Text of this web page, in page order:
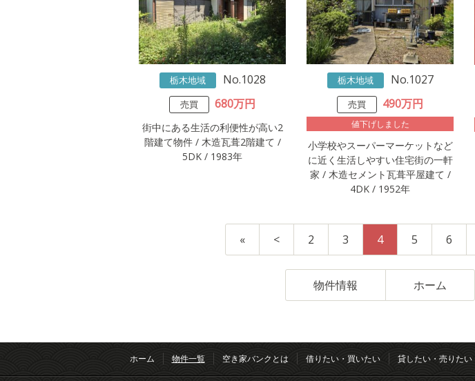
栃木地域 No.1028
売買 680万円
街中にある生活の利便性が高い2
階建て物件 / 木造瓦葺2階建て /
5DK / 1983年
栃木地域 No.1027
売買 490万円
値下げしました
小学校やスーパーマーケットなど
に近く生活しやすい住宅街の一軒
家 / 木造セメント瓦葺平屋建て /
4DK / 1952年
« < 2 3 4 5 6
物件情報 ホーム
ホーム 物件一覧 空き家バンクとは 借りたい・買いたい 貸したい・売りたい